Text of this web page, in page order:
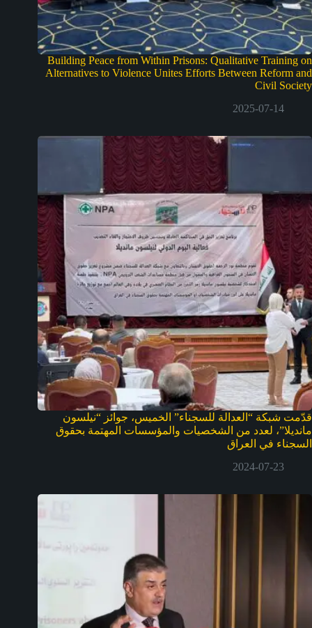
Building Peace from Within Prisons: Qualitative Training on
Alternatives to Violence Unites Efforts Between Reform and
Civil Society
2025-07-14
قدّمت شبكة “العدالة للسجناء” الخميس، جوائز “نيلسون
مانديلا”، لعدد من الشخصيات والمؤسسات المهتمة بحقوق
السجناء في العراق
2024-07-23